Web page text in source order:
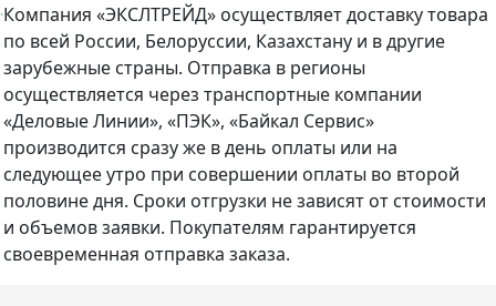
Компания «ЭКСЛТРЕЙД» осуществляет доставку товара
по всей России, Белоруссии, Казахстану и в другие
зарубежные страны. Отправка в регионы
осуществляется через транспортные компании
«Деловые Линии», «ПЭК», «Байкал Сервис»
производится сразу же в день оплаты или на
следующее утро при совершении оплаты во второй
половине дня. Сроки отгрузки не зависят от стоимости
и объемов заявки. Покупателям гарантируется
своевременная отправка заказа.